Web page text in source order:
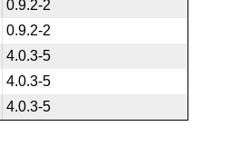
0.9.2-2
0.9.2-2
4.0.3-5
4.0.3-5
4.0.3-5